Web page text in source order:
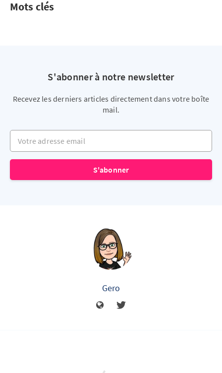
Mots clés
S'abonner à notre newsletter
Recevez les derniers articles directement dans votre boîte
mail.
Votre adresse email
S'abonner
Gero